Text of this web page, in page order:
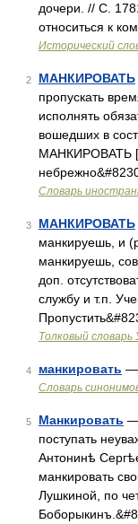
дочери. // С.
относиться к
Исторический
2 МАНКИРОВАТЬ
пропускать
исполнять
вошедших в
МАНКИРОВАТЬ
Словарь
3 МАНКИРОВАТЬ
манкируешь, и
манкируешь,
доп.
службу и т.п.
Толковый словарь
4 манкировать —
Словарь
5 Манкировать —
поступать
Антонинѣ
манкировать
Лушкиной, по